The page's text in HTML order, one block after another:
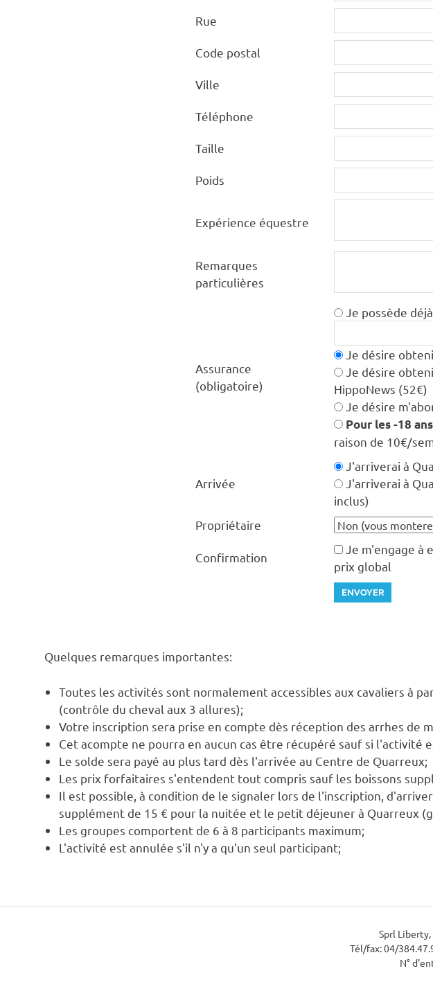
Rue
Code postal
Ville
Téléphone
Taille
Poids
Expérience équestre
Remarques
particulières
Assurance
(obligatoire)
Je possède
Je désire
Je désire
HippoNews (52€)
Je désire
Pour les -18
raison de 10€/
Arrivée
J'arriverai à
J'arriverai à
inclus)
Propriétaire
Confirmation
Je m'engage
prix global
ENVOYER
Quelques remarques importantes:
Toutes les activités sont normalement accessibles aux cavaliers à
(contrôle du cheval aux 3 allures);
Votre inscription sera prise en compte dès réception des arrhes de
Cet acompte ne pourra en aucun cas être récupéré sauf si l'activité
Le solde sera payé au plus tard dès l'arrivée au Centre de Quarreux;
Les prix forfaitaires s'entendent tout compris sauf les boissons
Il est possible, à condition de le signaler lors de l'inscription,
supplément de 15 € pour la nuitée et le petit déjeuner à Quarreux
Les groupes comportent de 6 à 8 participants maximum;
L'activité est annulée s'il n'y a qu'un seul participant;
Sprl
Tél/fax: 04/
N°